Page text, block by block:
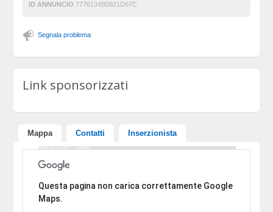
ID ANNUNCIO 7776134B0921D67C
Segnala problema
Link sponsorizzati
Mappa Contatti Inserzionista
Ci dispiace, l'indirizzo non è stato trovato.
Questa pagina non carica correttamente Google
Maps.